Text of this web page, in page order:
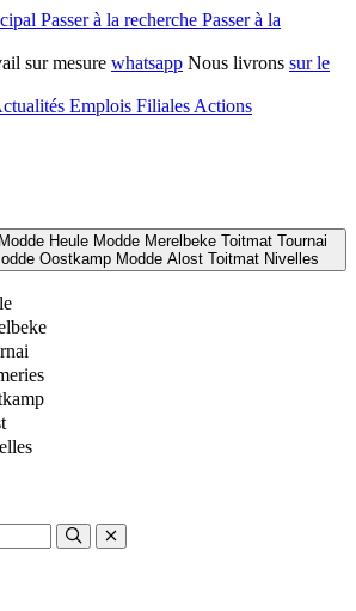
Passer à la recherche Passer à la
sur mesure whatsapp Nous livrons sur le
Emplois Filiales Actions
Modde Heule Modde Merelbeke Toitmat Tournai
Oostkamp Modde Alost Toitmat Nivelles